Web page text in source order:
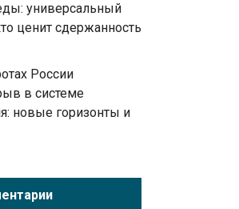
универсальный
ценит сдержанность
России
в системе
новые горизонты и